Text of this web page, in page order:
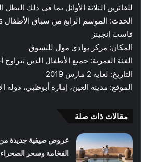
للفائزين الثلاثة الأوائل بما في ذلك البطل
فاست إنجينز
المكان: مركز بوادي مول للتسوق
الفئة العمرية: جميع الأطفال الذين تتراوح أعمارهم
التاريخ: لغاية 2 مارس 2019
الموقع: مدينة العين، إمارة أبوظبي، دولة
مقالات ذات صلة
عروض صيفية جديدة
الفخامة وسحر الصحراء